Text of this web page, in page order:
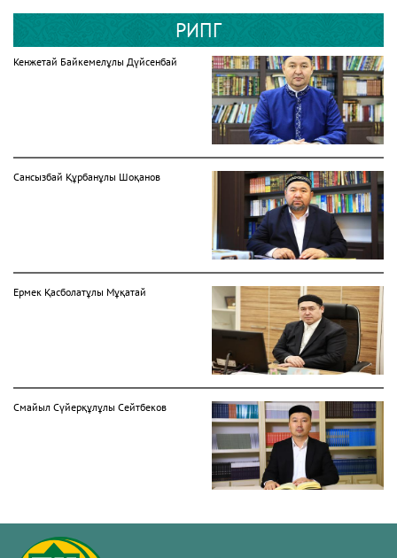
РИПГ
Кенжетай Байкемелұлы Дүйсенбай
Сансызбай Құрбанұлы Шоқанов
Ермек Қасболатұлы Мұқатай
Смайыл Сүйерқұлұлы Сейтбеков
Батыржан Берденұлы Мансұров